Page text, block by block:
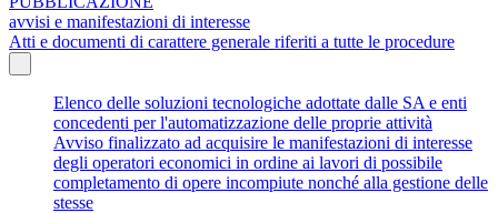
avvisi e manifestazioni di interesse
Atti e documenti di carattere generale riferiti a tutte le procedure
Elenco delle soluzioni tecnologiche adottate dalle SA e enti
concedenti per l'automatizzazione delle proprie attività
Avviso finalizzato ad acquisire le manifestazioni di interesse
degli operatori economici in ordine ai lavori di possibile
completamento di opere incompiute nonché alla gestione delle
stesse